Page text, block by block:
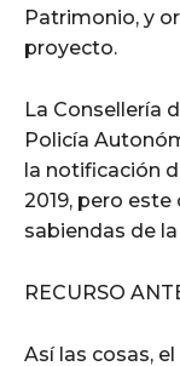
Patrimonio, y
proyecto.
La Consellería
Policía
la notificación
2019, pero
sabiendas de
RECURSO
Así las cosas,